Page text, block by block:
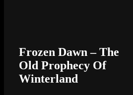
Frozen Dawn – The
Old Prophecy Of
Winterland